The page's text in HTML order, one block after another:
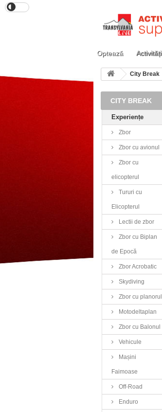
Optează Activități
City Break
CITY BREAK
Experiențe
Zbor
Zbor cu avionul
Zbor cu
elicopterul
Tururi cu
Elicopterul
Lectii de zbor
Zbor cu Biplan
de Epocă
Zbor Acrobatic
Skydiving
Zbor cu planorul
Motodeltaplan
Zbor cu Balonul
Vehicule
Mașini
Faimoase
Off-Road
Enduro